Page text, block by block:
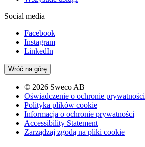
Social media
Facebook
Instagram
LinkedIn
Wróć na górę
© 2026 Sweco AB
Oświadczenie o ochronie prywatności
Polityka plików cookie
Informacja o ochronie prywatności
Accessibility Statement
Zarządzaj zgodą na pliki cookie